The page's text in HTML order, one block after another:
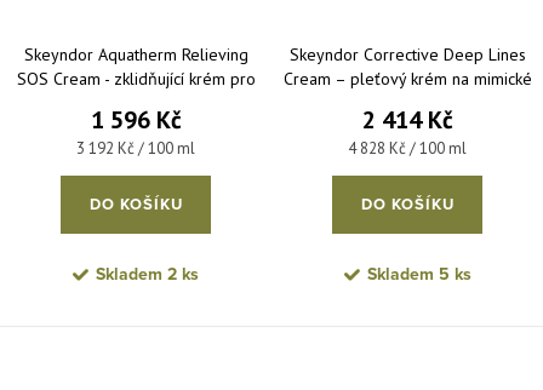
Skeyndor Aquatherm Relieving
SOS Cream - zklidňující krém pro
1 596 Kč
Měrná cena:
3 192 Kč / 100 ml
DO KOŠÍKU
Skladem 2 ks
Skeyndor Corrective Deep Lines
Cream – pleťový krém na mimické
2 414 Kč
Měrná cena:
4 828 Kč / 100 ml
DO KOŠÍKU
Skladem 5 ks